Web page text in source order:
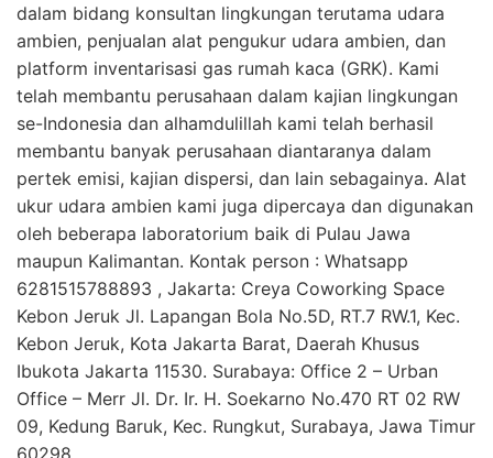
dalam bidang konsultan lingkungan terutama udara
ambien, penjualan alat pengukur udara ambien, dan
platform inventarisasi gas rumah kaca (GRK). Kami
telah membantu perusahaan dalam kajian lingkungan
se-Indonesia dan alhamdulillah kami telah berhasil
membantu banyak perusahaan diantaranya dalam
pertek emisi, kajian dispersi, dan lain sebagainya. Alat
ukur udara ambien kami juga dipercaya dan digunakan
oleh beberapa laboratorium baik di Pulau Jawa
maupun Kalimantan. Kontak person : Whatsapp
6281515788893 , Jakarta: Creya Coworking Space
Kebon Jeruk Jl. Lapangan Bola No.5D, RT.7 RW.1, Kec.
Kebon Jeruk, Kota Jakarta Barat, Daerah Khusus
Ibukota Jakarta 11530. Surabaya: Office 2 – Urban
Office – Merr Jl. Dr. Ir. H. Soekarno No.470 RT 02 RW
09, Kedung Baruk, Kec. Rungkut, Surabaya, Jawa Timur
60298